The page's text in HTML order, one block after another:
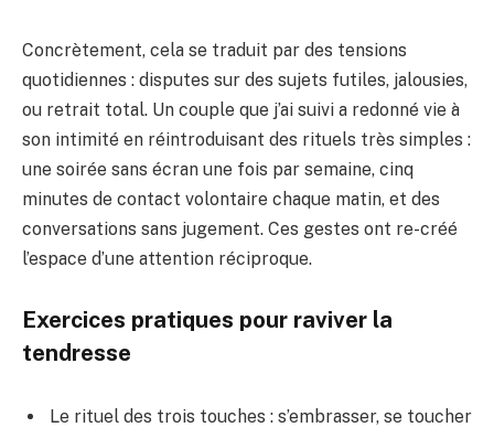
Concrètement, cela se traduit par des tensions
quotidiennes : disputes sur des sujets futiles, jalousies,
ou retrait total. Un couple que j’ai suivi a redonné vie à
son intimité en réintroduisant des rituels très simples :
une soirée sans écran une fois par semaine, cinq
minutes de contact volontaire chaque matin, et des
conversations sans jugement. Ces gestes ont re-créé
l’espace d’une attention réciproque.
Exercices pratiques pour raviver la
tendresse
Le rituel des trois touches : s’embrasser, se toucher